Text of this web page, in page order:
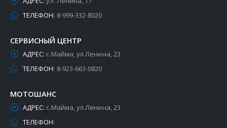
ТЕЛЕФОН: 8-999-332-8020
СЕРВИСНЫЙ ЦЕНТР
АДРЕС: с.Майма, ул.Ленина, 23
ТЕЛЕФОН: 8-923-663-0820
МОТОШАНС
АДРЕС: с.Майма, ул.Ленина, 23
ТЕЛЕФОН: